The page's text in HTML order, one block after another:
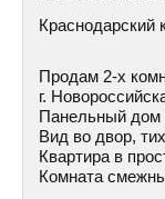
Краснодарский
Продам 2-х
г.
Панельный дом
Вид во двор,
Квартира в
Комната